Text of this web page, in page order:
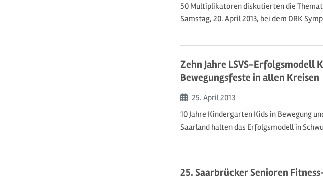
50 Multiplikatoren diskutierten die
Samstag, 20. April 2013, bei dem DRK
Zehn Jahre LSVS-Erfolgsmodell
Bewegungsfeste in allen Kreisen
Beginn:
25. April2013
10 Jahre Kindergarten Kids in
Saarland halten das Erfolgsmodell in
25. Saarbrücker Senioren